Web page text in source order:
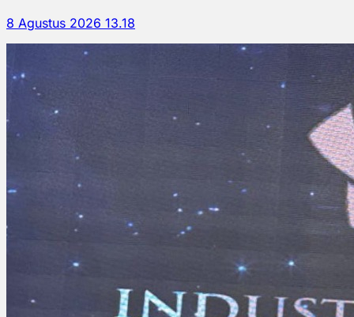
8 Agustus 2026 13.18